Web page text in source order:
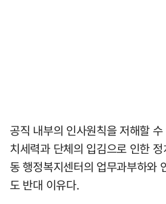
공직 내부의 인사원칙을 저해할
치세력과 단체의 입김으로 인한
동 행정복지센터의 업무과부하와
도 반대 이유다.